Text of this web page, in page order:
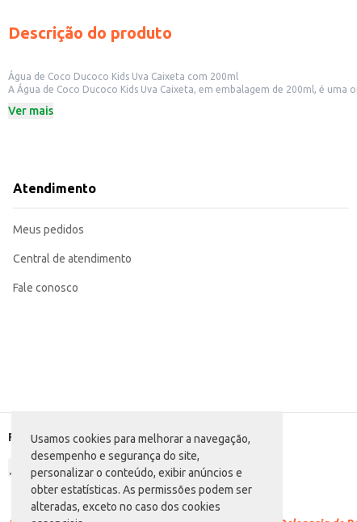
Usamos cookies para melhorar a navegação,
desempenho e segurança do site,
personalizar o conteúdo, exibir anúncios e
obter estatísticas. As permissões podem ser
alteradas, exceto no caso dos cookies
Descrição do produto
Água de Coco Ducoco Kids Uva Caixeta com 200ml
A Água de Coco Ducoco Kids Uva Caixeta, em embalagem de 200ml, é
Formato prático e fácil de transportar.
Perfeita para lanches escolares e atividades ao ar livre.
Pode ser incluída em festas infantis como opção de bebida saudável.
Ver mais
Atendimento
Meus pedidos
Central de atendimento
Fale conosco
Formas de pagamento